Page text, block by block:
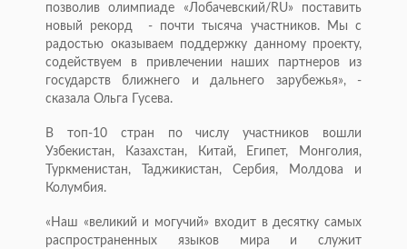
позволив олимпиаде «Лобачевский/RU» поставить
новый рекорд - почти тысяча участников. Мы с
радостью оказываем поддержку данному проекту,
содействуем в привлечении наших партнеров из
государств ближнего и дальнего зарубежья», -
сказала Ольга Гусева.
В топ-10 стран по числу участников вошли
Узбекистан, Казахстан, Китай, Египет, Монголия,
Туркменистан, Таджикистан, Сербия, Молдова и
Колумбия.
«Наш «великий и могучий» входит в десятку самых
распространенных языков мира и служит